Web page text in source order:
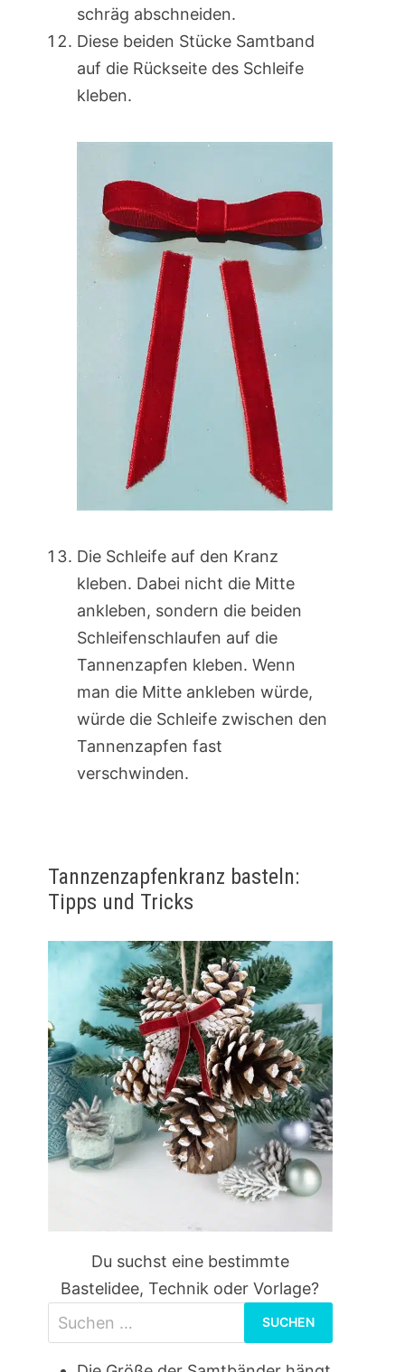
schräg abschneiden.
Diese beiden Stücke Samtband
auf die Rückseite des Schleife
kleben.
Die Schleife auf den Kranz
kleben. Dabei nicht die Mitte
ankleben, sondern die beiden
Schleifenschlaufen auf die
Tannenzapfen kleben. Wenn
man die Mitte ankleben würde,
würde die Schleife zwischen den
Tannenzapfen fast
verschwinden.
Tannzenzapfenkranz basteln:
Tipps und Tricks
Du suchst eine bestimmte
Bastelidee, Technik oder Vorlage?
nach: